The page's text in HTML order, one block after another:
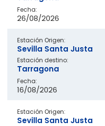
Fecha:
26/08/2026
Estación Origen:
Sevilla Santa Justa
Estación destino:
Tarragona
Fecha:
16/08/2026
Estación Origen:
Sevilla Santa Justa